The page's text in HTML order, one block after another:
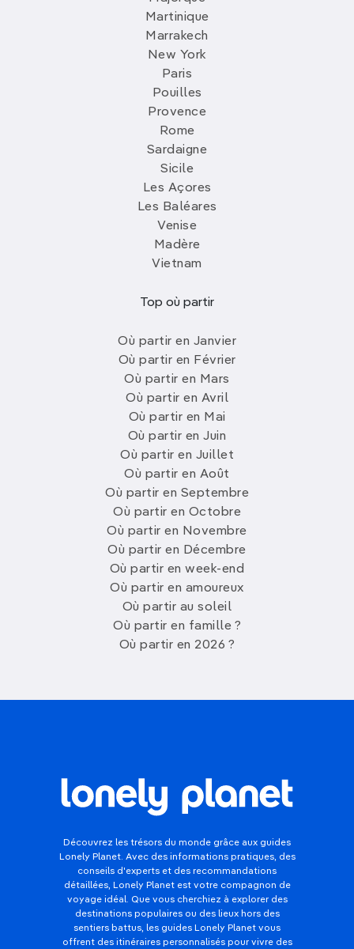
Martinique
Marrakech
New York
Paris
Pouilles
Provence
Rome
Sardaigne
Sicile
Les Açores
Les Baléares
Venise
Madère
Vietnam
Top où partir
Où partir en Janvier
Où partir en Février
Où partir en Mars
Où partir en Avril
Où partir en Mai
Où partir en Juin
Où partir en Juillet
Où partir en Août
Où partir en Septembre
Où partir en Octobre
Où partir en Novembre
Où partir en Décembre
Où partir en week-end
Où partir en amoureux
Où partir au soleil
Où partir en famille ?
Où partir en 2026 ?
Découvrez les trésors du monde grâce aux guides
Lonely Planet. Avec des informations pratiques, des
conseils d'experts et des recommandations
détaillées, Lonely Planet est votre compagnon de
voyage idéal. Que vous cherchiez à explorer des
destinations populaires ou des lieux hors des
sentiers battus, les guides Lonely Planet vous
offrent des itinéraires personnalisés pour vivre des